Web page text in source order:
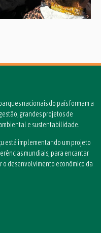
nacionais do país formam a
grandes projetos de
e sustentabilidade.
está implementando um projeto
mundiais, para encantar
o desenvolvimento econômico da